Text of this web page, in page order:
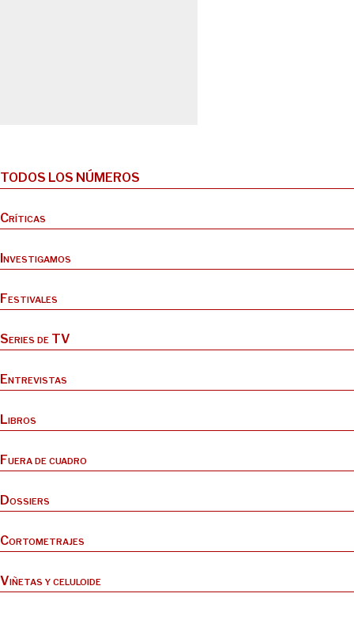
TODOS LOS NÚMEROS
Críticas
Investigamos
Festivales
Series de TV
Entrevistas
Libros
Fuera de cuadro
Dossiers
Cortometrajes
Viñetas y celuloide